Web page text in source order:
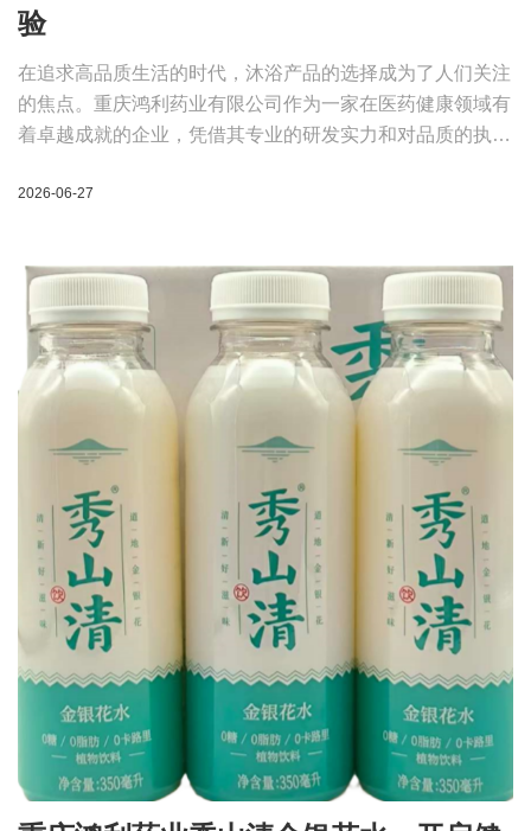
验
在追求高品质生活的时代，沐浴产品的选择成为了人们关注
的焦点。重庆鸿利药业有限公司作为一家在医药健康领域有
着卓越成就的企业，凭借其专业的研发实力和对品质的执着
露。
2026-06-27